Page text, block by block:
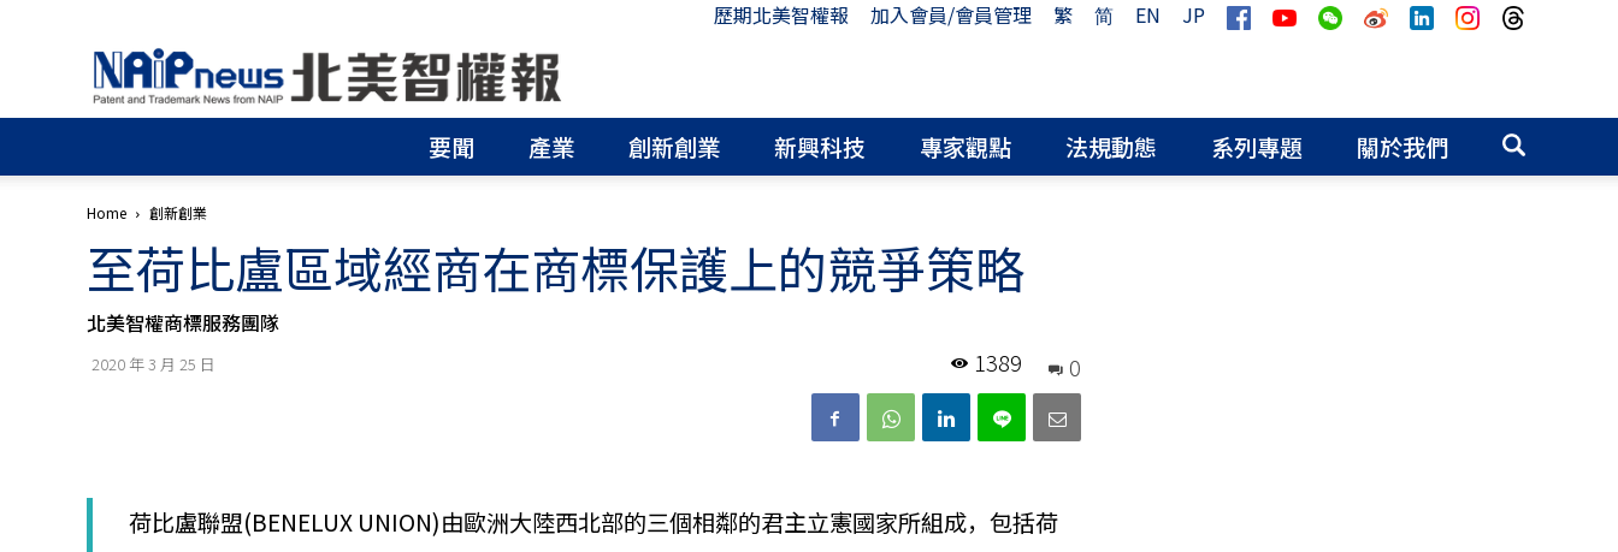
歷期北美智權報 加入會員/會員管理 繁 简 EN
JP
北
美
智
權
│
申
請
│
析
要聞 產業 創新創業 新興科技 專家觀點 法規動態 系列專題 關於我們
Home 創新創業
至荷比盧區域經商在商標保護上的競爭策略
北美智權商標服務團隊
2020 年 3 月 25 日 0
1389
荷比盧聯盟(BENELUX UNION)由歐洲大陸西北部的三個相鄰的君主立憲國家所組成，包括荷